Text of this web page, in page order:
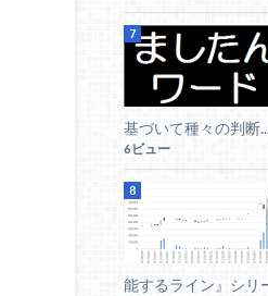
基づいて種々の判断
6ビュー
能するライン』シリ